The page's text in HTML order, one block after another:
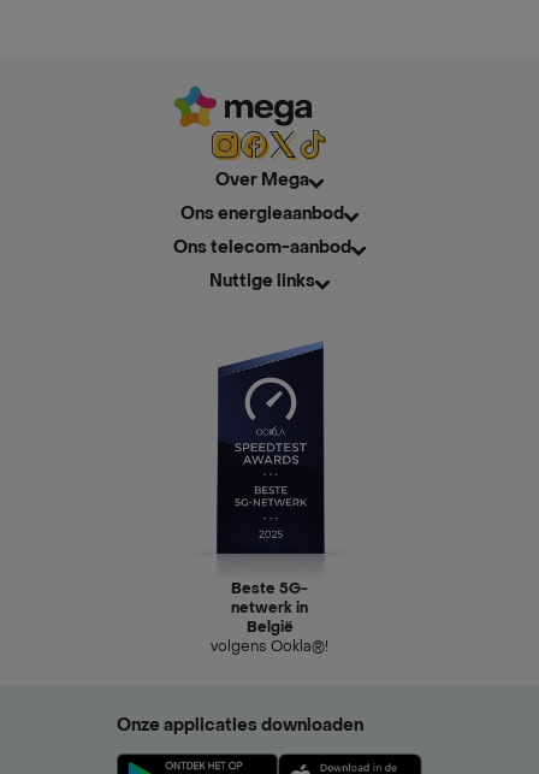
Over Mega
Ons energieaanbod
Ons telecom-aanbod
Nuttige links
Beste 5G-
netwerk in
België
volgens Ookla®!
Onze applicaties downloaden